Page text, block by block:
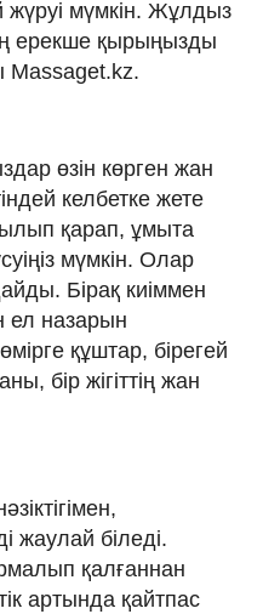
мүмкін. Жұлдыз
ерекше қырыңызды
Massaget.kz.
өзін көрген жан
келбетке жете
қарап, ұмыта
мүмкін. Олар
Бірақ киіммен
ел назарын
құштар, бірегей
бір жігіттің жан
жаулай біледі.
қалғаннан
артында қайтпас